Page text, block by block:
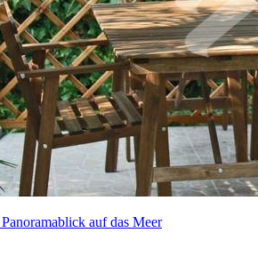
auf das Meer